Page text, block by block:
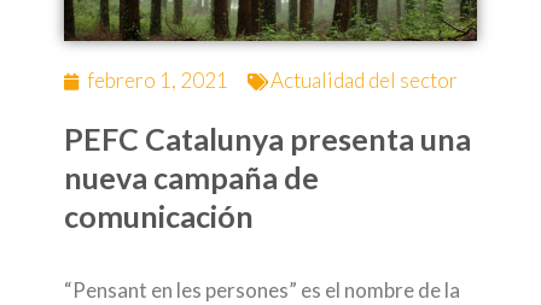
febrero 1, 2021 Actualidad del sector
PEFC Catalunya presenta una
nueva campaña de
comunicación
“Pensant en les persones” es el nombre de la